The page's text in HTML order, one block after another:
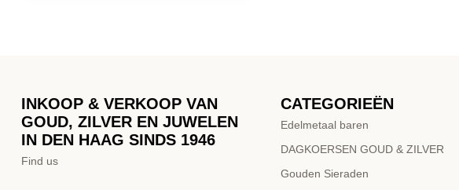
INKOOP & VERKOOP VAN
GOUD, ZILVER EN JUWELEN
IN DEN HAAG SINDS 1946
Find us
CATEGORIEËN
Edelmetaal baren
DAGKOERSEN GOUD & ZILVER
Gouden Sieraden